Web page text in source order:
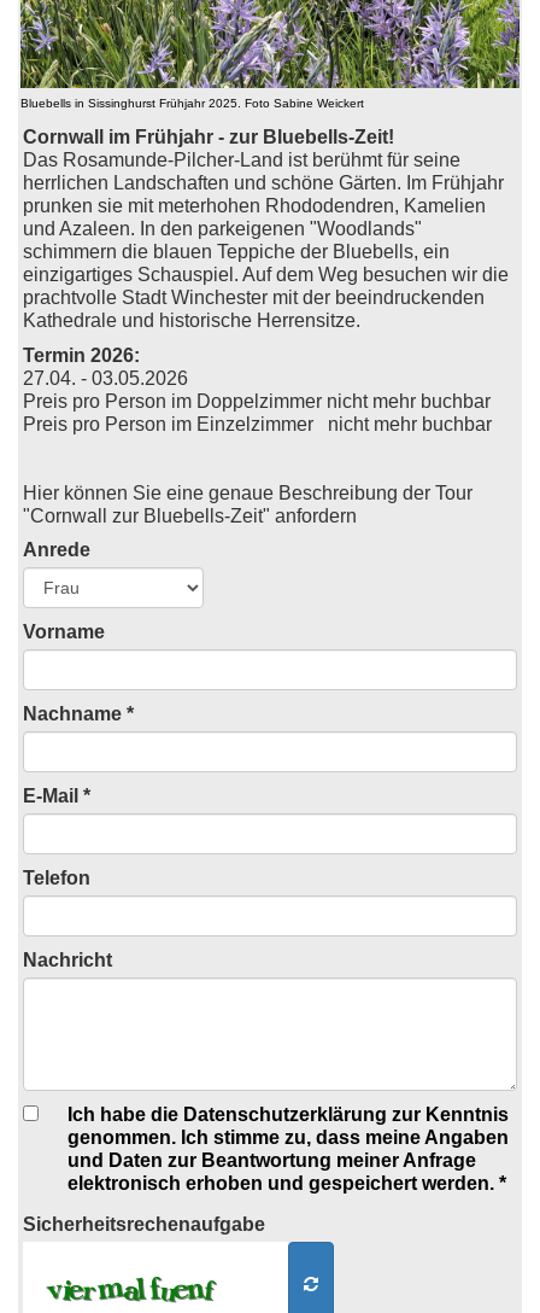
Bluebells in Sissinghurst Frühjahr 2025. Foto Sabine Weickert
Cornwall im Frühjahr - zur Bluebells-Zeit!
Das Rosamunde-Pilcher-Land ist berühmt für seine
herrlichen Landschaften und schöne Gärten. Im Frühjahr
prunken sie mit meterhohen Rhododendren, Kamelien
und Azaleen. In den parkeigenen "Woodlands"
schimmern die blauen Teppiche der Bluebells, ein
einzigartiges Schauspiel. Auf dem Weg besuchen wir die
prachtvolle Stadt Winchester mit der beeindruckenden
Kathedrale und historische Herrensitze.
Termin 2026:
27.04. - 03.05.2026
Preis pro Person im Doppelzimmer nicht mehr buchbar
Preis pro Person im Einzelzimmer nicht mehr buchbar
Hier können Sie eine genaue Beschreibung der Tour
"Cornwall zur Bluebells-Zeit" anfordern
Anrede
Vorname
Nachname *
E-Mail *
Telefon
Nachricht
Ich habe die Datenschutzerklärung zur Kenntnis
genommen. Ich stimme zu, dass meine Angaben
und Daten zur Beantwortung meiner Anfrage
elektronisch erhoben und gespeichert werden. *
Sicherheitsrechenaufgabe